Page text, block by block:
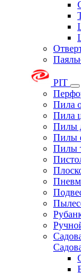
PIT
Пила
Пила
Пилы
Пилы
Пилы